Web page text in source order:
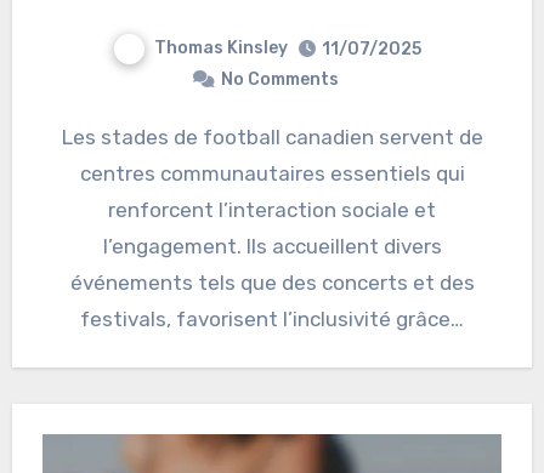
Thomas Kinsley
11/07/2025
No Comments
Les stades de football canadien servent de
centres communautaires essentiels qui
renforcent l’interaction sociale et
l’engagement. Ils accueillent divers
événements tels que des concerts et des
festivals, favorisent l’inclusivité grâce…